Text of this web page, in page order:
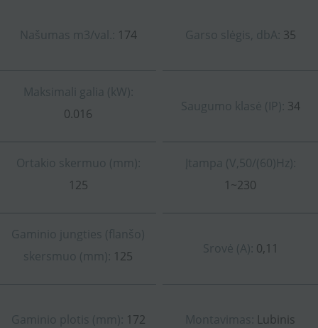
Našumas m3/val.: 174 Garso slėgis, dbA: 35
Maksimali galia (kW):
0.016
Saugumo klasė (IP): 34
Ortakio skermuo (mm):
125
Įtampa (V,50/(60)Hz):
1~230
Gaminio jungties (flanšo)
skersmuo (mm): 125 Srovė (A): 0,11
Gaminio plotis (mm): 172 Montavimas: Lubinis